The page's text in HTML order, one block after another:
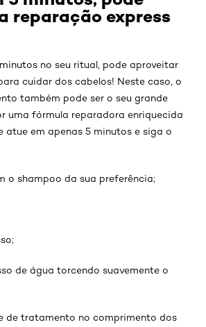
reparação express
no seu ritual, pode aproveitar
cuidar dos cabelos! Neste caso, o
também pode ser o seu grande
uma fórmula reparadora enriquecida
atue em apenas 5 minutos e siga o
o shampoo da sua preferência;
de água torcendo suavemente o
de tratamento no comprimento dos